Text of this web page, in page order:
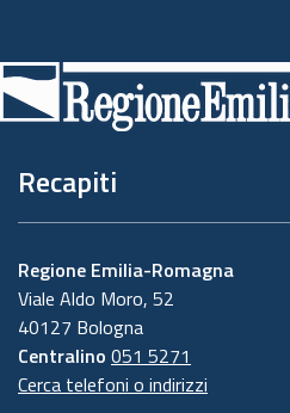
di
pagina
Recapiti
Regione Emilia-Romagna
Viale Aldo Moro, 52
40127 Bologna
Centralino 051 5271
Cerca telefoni o indirizzi